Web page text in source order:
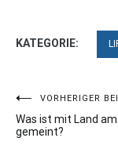
KATEGORIE:
VORHERIGER
Was ist mit Land
gemeint?